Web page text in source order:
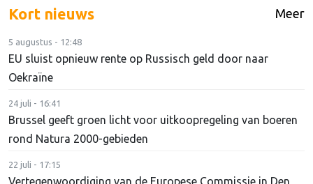
Kort nieuws Meer
5 augustus - 12:48
EU sluist opnieuw rente op Russisch geld door naar
Oekraïne
24 juli - 16:41
Brussel geeft groen licht voor uitkoopregeling van boeren
rond Natura 2000-gebieden
22 juli - 17:15
Vertegenwoordiging van de Europese Commissie in Den